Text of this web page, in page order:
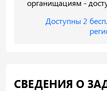
органищациям -
Доступны 2
СВЕДЕНИЯ О